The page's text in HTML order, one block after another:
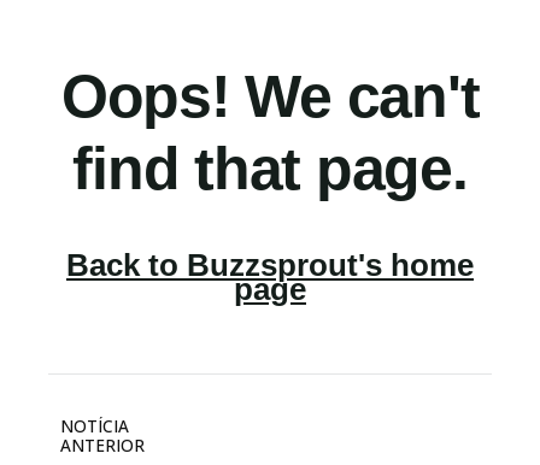
NOTÍCIA
ANTERIOR